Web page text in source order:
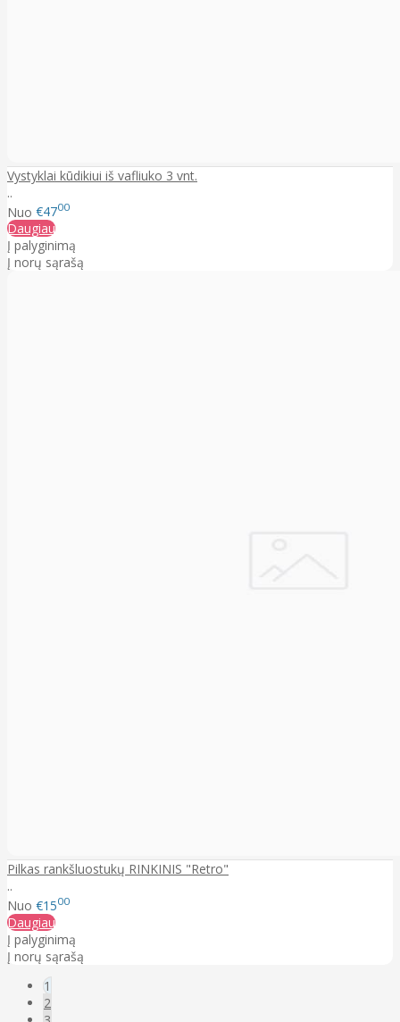
Vystyklai kūdikiui iš vafliuko 3 vnt.
..
Nuo €4700
Daugiau
Į palyginimą
Į norų sąrašą
Pilkas rankšluostukų RINKINIS "Retro"
..
Nuo €1500
Daugiau
Į palyginimą
Į norų sąrašą
1
2